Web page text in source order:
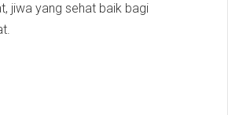
jiwa yang sehat baik bagi